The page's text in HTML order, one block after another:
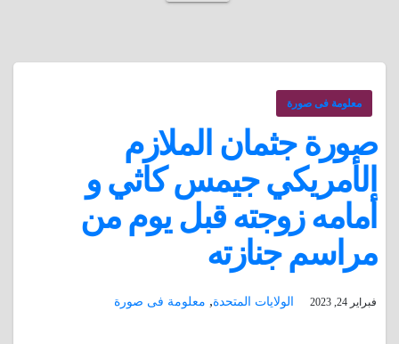
معلومة فى صورة
صورة جثمان الملازم
الأمريكي جيمس كاثي و
أمامه زوجته قبل يوم من
مراسم جنازته
فبراير 24, 2023 الولايات المتحدة, معلومة فى صورة